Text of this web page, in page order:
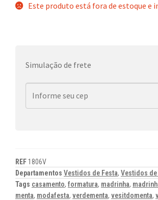
Este produto está fora de estoque e
Simulação de frete
REF 1806V
Departamentos Vestidos de Festa, Vestidos
Tags casamento, formatura, madrinha,
menta, modafesta, verdementa, vesitdomenta,